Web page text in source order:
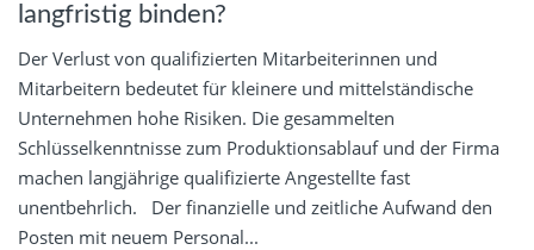
langfristig binden?
Der Verlust von qualifizierten Mitarbeiterinnen und
Mitarbeitern bedeutet für kleinere und mittelständische
Unternehmen hohe Risiken. Die gesammelten
Schlüsselkenntnisse zum Produktionsablauf und der Firma
machen langjährige qualifizierte Angestellte fast
unentbehrlich. Der finanzielle und zeitliche Aufwand den
Posten mit neuem Personal...